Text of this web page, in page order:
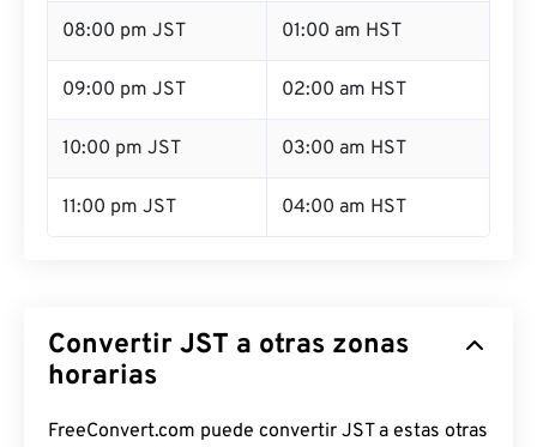
08:00 pm JST 01:00 am HST
09:00 pm JST 02:00 am HST
10:00 pm JST 03:00 am HST
11:00 pm JST 04:00 am HST
Convertir JST a otras zonas
horarias
FreeConvert.com puede convertir JST a estas otras